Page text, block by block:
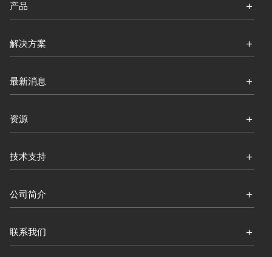
产品
解决方案
最新消息
资源
技术支持
公司简介
联系我们